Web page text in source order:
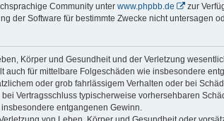
Community unter www.phpbb.de
zur
der Software für bestimmte Zwecke nicht untersagen
Körper und Gesundheit und der Verletzung
für mittelbare Folgeschäden wie insbesondere
oder grob fahrlässigem Verhalten oder bei
Vertragsschluss typischerweise vorhersehbaren
entgangenen Gewinn.